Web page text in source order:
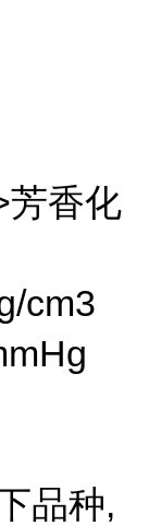
芳香化
cm3
品种,